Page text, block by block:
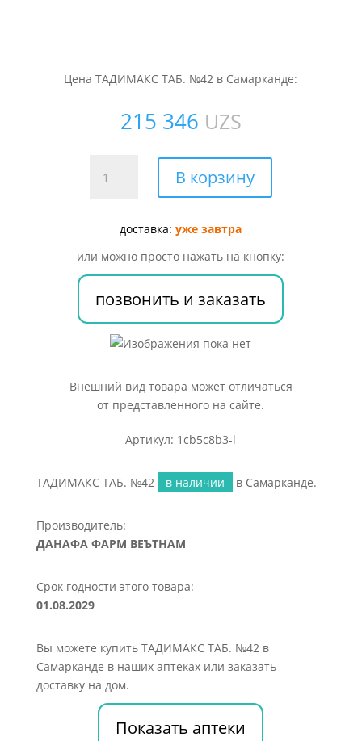
Цена ТАДИМАКС ТАБ. №42 в Самарканде:
215 346 UZS
товара
В корзину
доставка:уже завтра
или можно просто нажать на кнопку:
позвонить и заказать
Внешний вид товара может отличаться
от представленного на сайте.
Артикул: 1cb5c8b3-l
ТАДИМАКС ТАБ. №42 в наличии в Самарканде.
Производитель:
ДАНАФА ФАРМ ВЕЪТНАМ
Срок годности этого товара:
01.08.2029
Вы можете купить ТАДИМАКС ТАБ. №42 в
Самарканде в наших аптеках или заказать
доставку на дом.
Показать аптеки